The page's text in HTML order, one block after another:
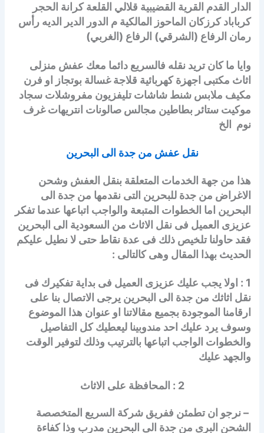
الدار القدم القرية القضيبية قلالي القلعة كرانة الحجر
كرباباد كرزكان الماحوز المالكية م الدور الدير الديه رأس
رمان الرفاع (الشرقي) الرفاع (الغربي)
وايا ما كان تريد نقله فالسريع دائما معك عفش منزلى
اثاث مكتبى اجهزة كهربائية قلاجة غسالة بوتجاز او فرن
مكيف ملابس شنط شاشات تليفزيون مفروشلات سجاد
موكيت ستائر بطاطين مجالس صالونات انتريهات غرف
نوم الخ
نقل عفش من جدة الى البحرين
هذا من جهة الخدمات المتعلقة بنقل العفش وشحن
الاغراض من جدة للبحرين التى نقدمها من جدة الى
البحرين اما الخطوات المتبعة والواجب اتباعها عندما تفكر
عزيزى العميل فى نقل الاثاث من السعودية الى البحرين
فقد حاولنا تلخيص ذلك فى عدة نقاط حتى لا نطيل عليكم
الحديث بهذا المقال وهى كالتالى :
1 : اولا يجب عليك عزيزى العميل فى بداية تفكيرك فى
نقل اثاثك من جدة الى البحرين يرجى الاتصال بنا على
ارقامنا الموجودة بجميع مقالاتنا او عنوان هذا الموضوع
وسوف يرد عليك احد مندوبينا ليعطيك كل التفاصيل
والخطوات الواجب اتباعها بالترتيب وذلك لتوفير الوقت
والجهد عليك
2 : المحافظة على الاثاث
– نرجو ان تطمئن ففريق شركة السريع المتخصصة
الشحن البرى من جدة الى البحرين مدرب وذا كفاءة